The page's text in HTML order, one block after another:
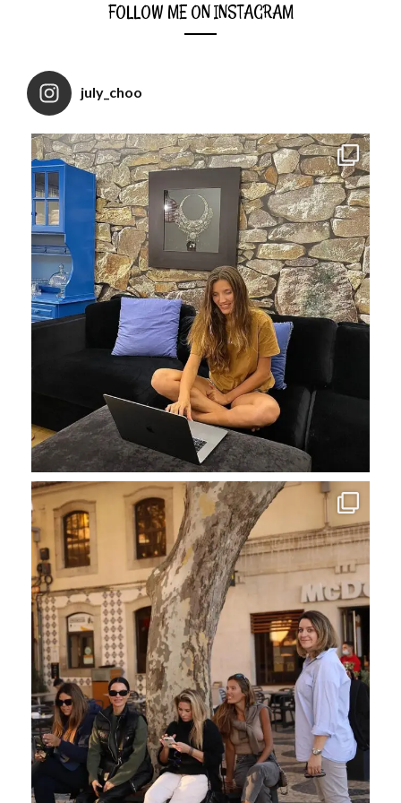
FOLLOW ME ON INSTAGRAM
july_choo